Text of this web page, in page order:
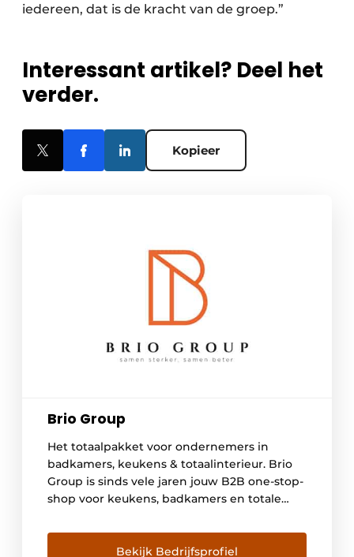
iedereen, dat is de kracht van de groep.”
Interessant artikel? Deel het
verder.
Kopieer
Brio Group
Het totaalpakket voor ondernemers in
badkamers, keukens & totaalinterieur. Brio
Group is sinds vele jaren jouw B2B one-stop-
shop voor keukens, badkamers en totale
doordachte partnerships de hoofdrol. Wij
streven steeds naar een diepgaand
Bekijk Bedrijfsprofiel